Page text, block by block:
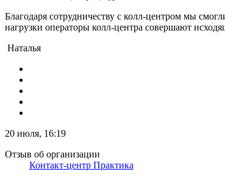
Благодаря сотрудничеству с колл-центром мы
нагрузки операторы колл-центра совершают
Наталья
20 июля, 16:19
Отзыв об организации
Контакт-центр Практика